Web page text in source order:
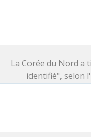
La Corée du Nord a
identifié", selon